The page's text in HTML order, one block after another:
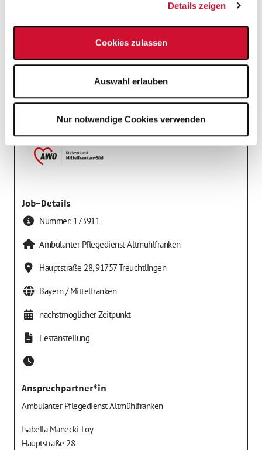
Details zeigen
Cookies zulassen
Auswahl erlauben
Nur notwendige Cookies verwenden
Einsatzort
Praxisanleiter*in ambulante Pflege
AWO Kreisverband Mittelfranken-Süd e.V.
Job-Details
Nummer: 173911
Ambulanter Pflegedienst Altmühlfranken
Hauptstraße 28,91757Treuchtlingen
Bayern / Mittelfranken
nächstmöglicher Zeitpunkt
Festanstellung
Ansprechpartner*in
Ambulanter Pflegedienst Altmühlfranken
Isabella Manecki-Loy
Hauptstraße 28